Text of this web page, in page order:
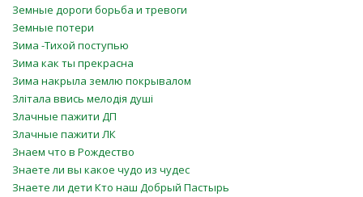
Земные дороги борьба и тревоги
Земные потери
Зима -Тихой поступью
Зима как ты прекрасна
Зима накрыла землю покрывалом
Злiтала ввись мелодія душі
Злачные пажити ДП
Злачные пажити ЛК
Знаем что в Рождество
Знаете ли вы какое чудо из чудес
Знаете ли дети Кто наш Добрый Пастырь